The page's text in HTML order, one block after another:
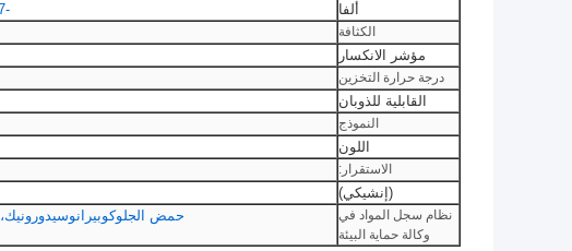
ألفا
-87 ∼ 94 ̊ ((20 ̊C/D)) ((c=1,H2O-DMF)) ((حسب على أساس الجفاف)
الكثافة
مؤشر الانكسار
درجة حرارة التخزين
القابلية للذوبان
النموذج
اللون
الاستقرار:
(إنشيكي)
نظام سجل المواد في
وكالة حماية البيئة
حمض الجلوكوبيرانوسيدورونيك، 5-برومو-4-كلورو، مضاف إلى سيكلوهيكسانامين (1:1) (114162-64-0)